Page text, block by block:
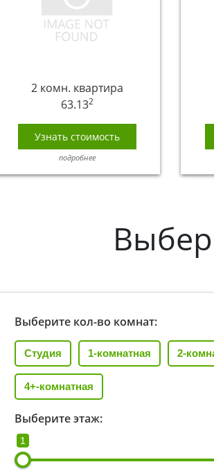
2 комн. квартира
63.132
Узнать стоимость
подробнее
Выберите кол-во комнат:
Студия 1-комнатная 2-
4+-комнатная
Выберите этаж:
1